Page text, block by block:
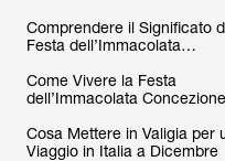
Comprendere il Significato
Festa dell’Immacolata
Come Vivere la Festa
dell’Immacolata
Cosa Mettere in Valigia per
Viaggio in Italia a Dicembre